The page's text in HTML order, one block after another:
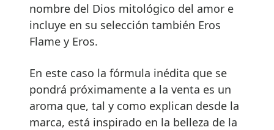
nombre del Dios mitológico del amor e
incluye en su selección también Eros
Flame y Eros.
En este caso la fórmula inédita que se
pondrá próximamente a la venta es un
aroma que, tal y como explican desde la
marca, está inspirado en la belleza de la